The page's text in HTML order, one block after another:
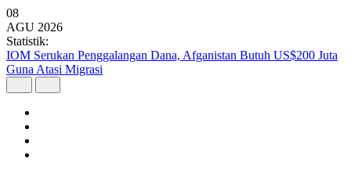
08
AGU 2026
Statistik:
Konsumsi Rumah Tangga Sumbang 53% PDB Indonesia pada
Triwulan II 2026